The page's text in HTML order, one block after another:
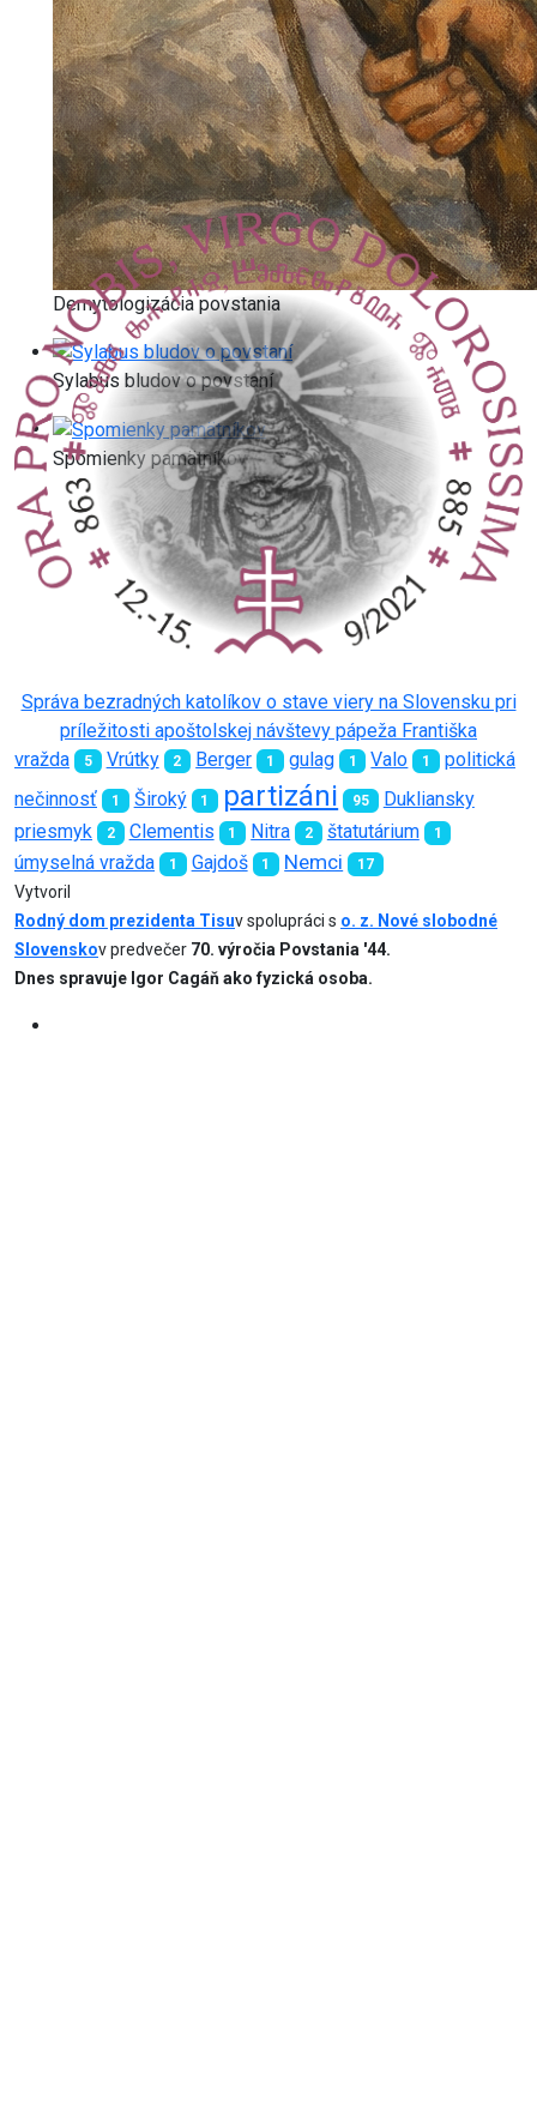
Demytologizácia povstania
Sylabus bludov o povstaní
Spomienky pamätníkov
Správa bezradných katolíkov o stave viery na Slovensku pri
príležitosti apoštolskej návštevy pápeža Františka
vražda
5 Vrútky 2 Berger 1 gulag 1 Valo 1
politická
nečinnosť
1 Široký 1 partizáni 95
Dukliansky
priesmyk
2 Clementis 1 Nitra 2 štatutárium 1
úmyselná vražda 1 Gajdoš 1 Nemci 17
Vytvoril
Rodný dom prezidenta Tisuv spolupráci s o. z. Nové slobodné
Slovenskov predvečer 70. výročia Povstania '44.
Dnes spravuje Igor Cagáň ako fyzická osoba.